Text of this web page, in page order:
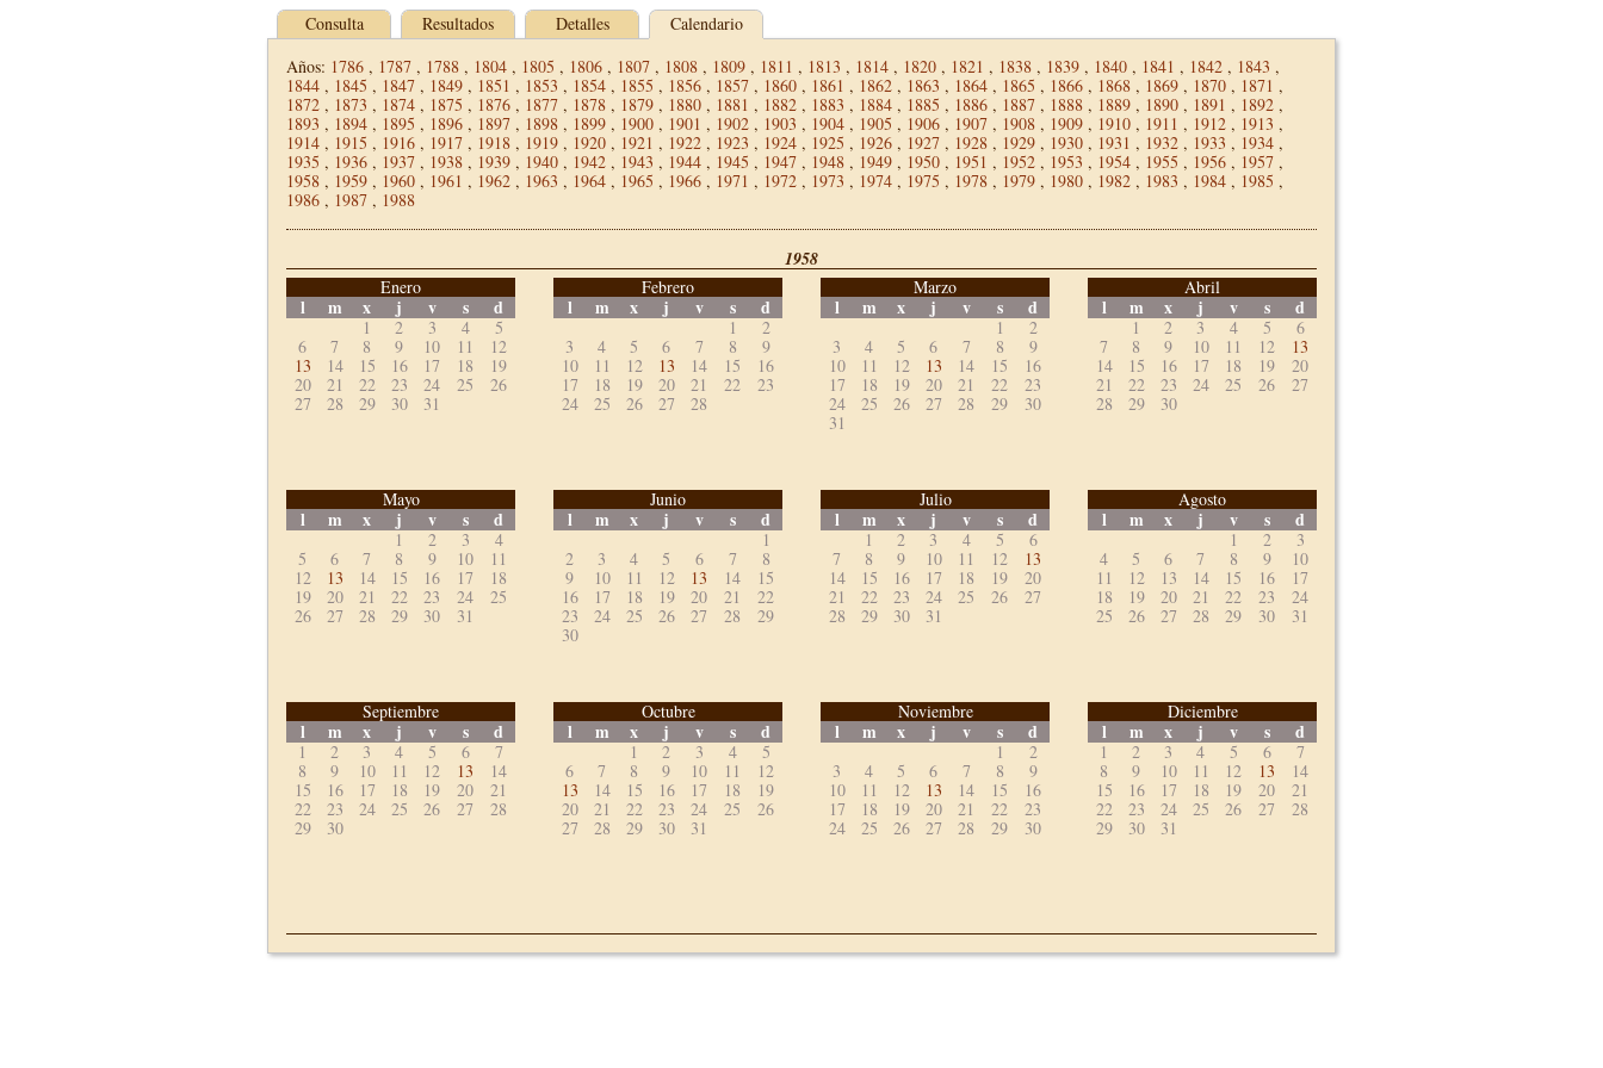
Consulta Resultados Detalles
Calendario
Años: 1786 , 1787 , 1788 , 1804 , 1805 , 1806 , 1807 , 1808 , 1809 , 1811 , 1813 , 1814 , 1820 , 1821 , 1838 , 1839 , 1840 , 1841 , 1842 , 1843 ,
1844 , 1845 , 1847 , 1849 , 1851 , 1853 , 1854 , 1855 , 1856 , 1857 , 1860 , 1861 , 1862 , 1863 , 1864 , 1865 , 1866 , 1868 , 1869 , 1870 , 1871 ,
1872 , 1873 , 1874 , 1875 , 1876 , 1877 , 1878 , 1879 , 1880 , 1881 , 1882 , 1883 , 1884 , 1885 , 1886 , 1887 , 1888 , 1889 , 1890 , 1891 , 1892 ,
1893 , 1894 , 1895 , 1896 , 1897 , 1898 , 1899 , 1900 , 1901 , 1902 , 1903 , 1904 , 1905 , 1906 , 1907 , 1908 , 1909 , 1910 , 1911 , 1912 , 1913 ,
1914 , 1915 , 1916 , 1917 , 1918 , 1919 , 1920 , 1921 , 1922 , 1923 , 1924 , 1925 , 1926 , 1927 , 1928 , 1929 , 1930 , 1931 , 1932 , 1933 , 1934 ,
1935 , 1936 , 1937 , 1938 , 1939 , 1940 , 1942 , 1943 , 1944 , 1945 , 1947 , 1948 , 1949 , 1950 , 1951 , 1952 , 1953 , 1954 , 1955 , 1956 , 1957 ,
1958 , 1959 , 1960 , 1961 , 1962 , 1963 , 1964 , 1965 , 1966 , 1971 , 1972 , 1973 , 1974 , 1975 , 1978 , 1979 , 1980 , 1982 , 1983 , 1984 , 1985 ,
1986 , 1987 , 1988
1958
Enero
l m x j v s d
1 2 3 4
5
6
7 8 9 10 11
12
13
14 15 16 17 18
19
20
21 22 23 24 25
26
27
28 29 30 31
Febrero
l m x j v s d
1
2
3
4 5 6 7 8
9
10
11 12 13 14 15
16
17
18 19 20 21 22
23
24
25 26 27 28
Marzo
l m x j v s d
1
2
3
4 5 6 7 8
9
10
11 12 13 14 15
16
17
18 19 20 21 22
23
24
25 26 27 28 29
30
31
Abril
l m x j v s d
1 2 3 4 5
6
7
8 9 10 11 12
13
14
15 16 17 18 19
20
21
22 23 24 25 26
27
28
29 30
Mayo
l m x j v s d
1 2 3
4
5
6 7 8 9 10
11
12
13 14 15 16 17
18
19
20 21 22 23 24
25
26
27 28 29 30 31
Junio
l m x j v s d
1
2
3 4 5 6 7
8
9
10 11 12 13 14
15
16
17 18 19 20 21
22
23
24 25 26 27 28
29
30
Julio
l m x j v s d
1 2 3 4 5
6
7
8 9 10 11 12
13
14
15 16 17 18 19
20
21
22 23 24 25 26
27
28
29 30 31
Agosto
l m x j v s d
1 2
3
4
5 6 7 8 9
10
11
12 13 14 15 16
17
18
19 20 21 22 23
24
25
26 27 28 29 30 31
Septiembre
l m x j v s d
1 2 3 4 5 6
7
8
9 10 11 12 13
14
15
16 17 18 19 20
21
22
23 24 25 26 27
28
29
30
Octubre
l m x j v s d
1 2 3 4
5
6
7 8 9 10 11
12
13
14 15 16 17 18
19
20
21 22 23 24 25
26
27
28 29 30 31
Noviembre
l m x j v s d
1
2
3
4 5 6 7 8
9
10
11 12 13 14 15
16
17
18 19 20 21 22
23
24
25 26 27 28 29 30
Diciembre
l m x j v s d
1 2 3 4 5 6
7
8
9 10 11 12 13
14
15
16 17 18 19 20
21
22
23 24 25 26 27
28
29
30 31